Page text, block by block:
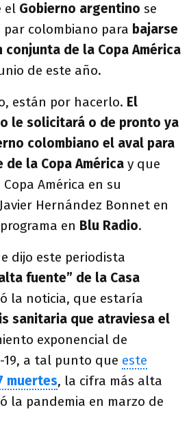
el Gobierno argentino se
colombiano para bajarse
de la Copa América
de este año.
están por hacerlo. El
le solicitará o de pronto ya
colombiano el aval para
la Copa América y que
América en su
Hernández Bonnet en
en Blu Radio.
dijo este periodista
fuente” de la Casa
la noticia, que estaría
sanitaria que atraviesa el
exponencial de
19, a tal punto que este
muertes, la cifra más alta
la pandemia en marzo de